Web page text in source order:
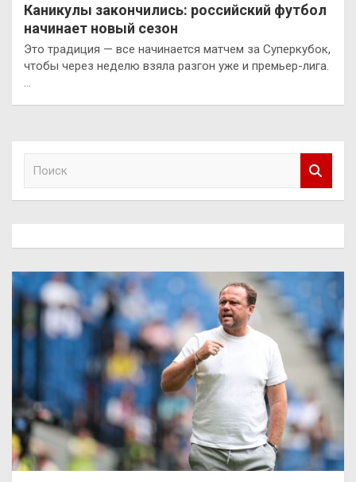
Каникулы закончились: российский футбол
начинает новый сезон
Это традиция — все начинается матчем за Суперкубок,
чтобы через неделю взяла разгон уже и премьер-лига.
…